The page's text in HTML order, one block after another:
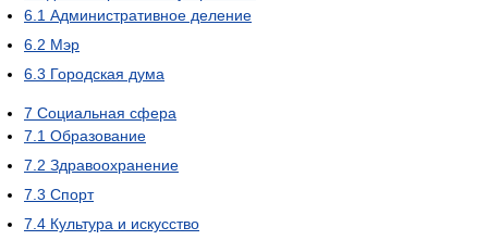
6.1 Административное деление
6.2 Мэр
6.3 Городская дума
7 Социальная сфера
7.1 Образование
7.2 Здравоохранение
7.3 Спорт
7.4 Культура и искусство